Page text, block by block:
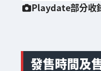
Playdate部分收
發售時間及